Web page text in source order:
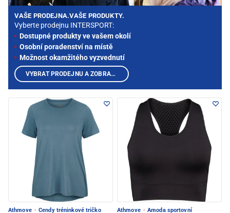
Athmove · Cendy tréninkové tričko
Athmove · Amoda sportovní
VAŠE PRODEJNA.VAŠE PRODUKTY.
Vyberte prodejnu INTERSPORT:
Dostupné produkty ve vašem okolí
Osobní poradenství na místě
Možnost okamžitého vyzvednutí
VYBRAT PRODEJNU A ZOBRAZIT PRODUKTY